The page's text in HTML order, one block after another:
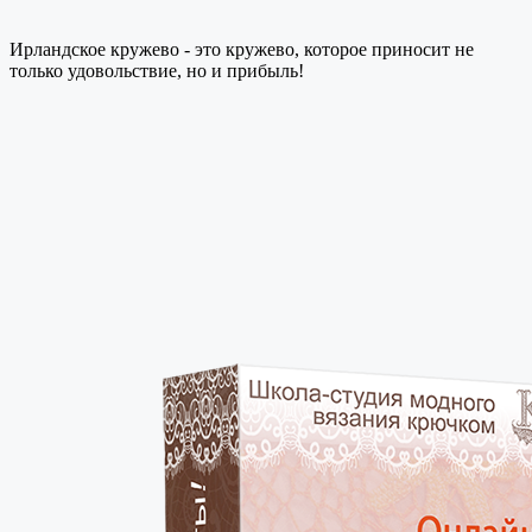
Ирландское кружево - это кружево, которое приносит не
только удовольствие, но и прибыль!